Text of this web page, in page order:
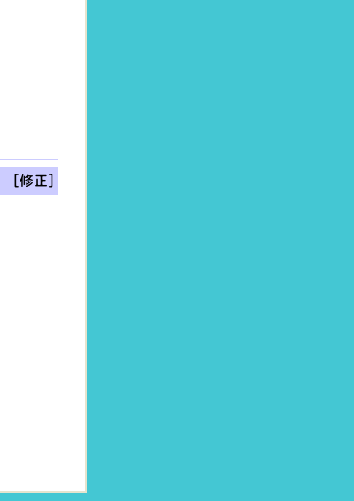
[修正]